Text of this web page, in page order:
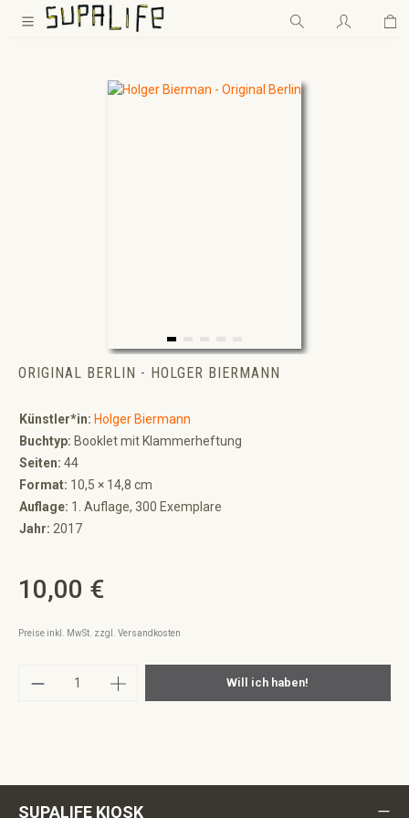
Zum Hauptinhalt springen
ORIGINAL BERLIN - HOLGER BIERMANN
Künstler*in: Holger Biermann
Buchtyp: Booklet mit Klammerheftung
Seiten: 44
Format: 10,5 × 14,8 cm
Auflage: 1. Auflage, 300 Exemplare
Jahr: 2017
Regulärer Preis:
10,00 €
Preise inkl. MwSt. zzgl. Versandkosten
Produkt Anzahl: Gib den gewünschten
Will ich haben!
SUPALIFE KIOSK